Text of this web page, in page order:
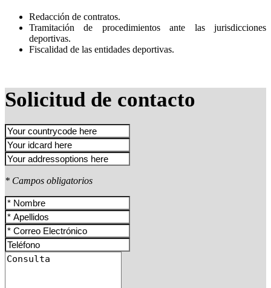
Redacción de contratos.
Tramitación de procedimientos ante las jurisdicciones
deportivas.
Fiscalidad de las entidades deportivas.
Solicitud de contacto
* Campos obligatorios